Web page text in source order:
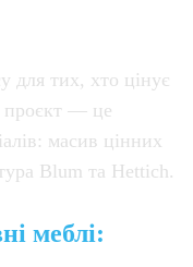
для тих, хто цінує
проєкт — це
масив цінних
Blum та Hettich.
меблі: